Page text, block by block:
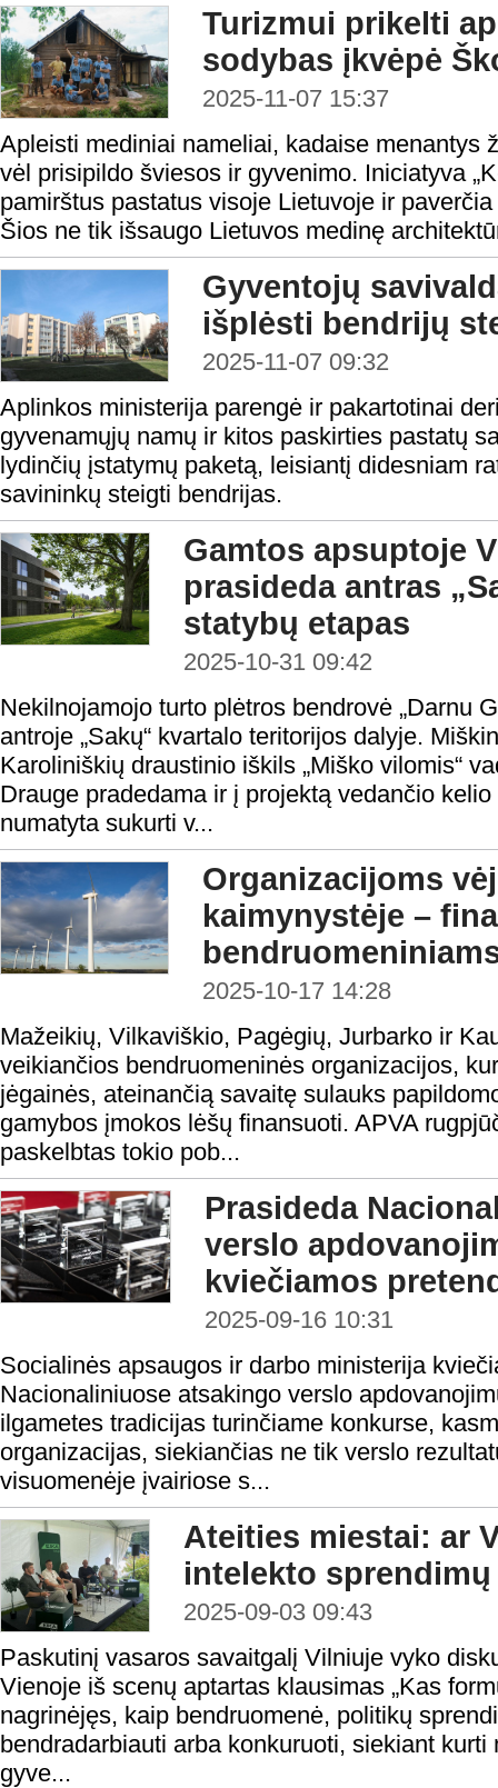
Turizmui prikelti
sodybas įkvėpė
2025-11-07 15:37
Apleisti mediniai nameliai, kadaise menantys
vėl prisipildo šviesos ir gyvenimo. Iniciatyva
pamirštus pastatus visoje Lietuvoje ir
Šios ne tik išsaugo Lietuvos medinę
Gyventojų
išplėsti bendrijų
2025-11-07 09:32
Aplinkos ministerija parengė ir pakartotinai
gyvenamųjų namų ir kitos paskirties pastatų
lydinčių įstatymų paketą, leisiantį didesniam
savininkų steigti bendrijas.
Gamtos apsuptoje
prasideda antras
statybų etapas
2025-10-31 09:42
Nekilnojamojo turto plėtros bendrovė „Darnu
antroje „Sakų“ kvartalo teritorijos dalyje.
Karoliniškių draustinio iškils „Miško vilomis“
Drauge pradedama ir į projektą vedančio
numatyta sukurti v...
Organizacijoms
kaimynystėje –
2025-10-17 14:28
Mažeikių, Vilkaviškio, Pagėgių, Jurbarko ir
veikiančios bendruomeninės organizacijos,
jėgainės, ateinančią savaitę sulauks
gamybos įmokos lėšų finansuoti. APVA
paskelbtas tokio pob...
Prasideda
verslo
kviečiamos
2025-09-16 10:31
Socialinės apsaugos ir darbo ministerija
Nacionaliniuose atsakingo verslo
ilgametes tradicijas turinčiame konkurse,
organizacijas, siekiančias ne tik verslo
visuomenėje įvairiose s...
Ateities miestai: ar
intelekto
2025-09-03 09:43
Paskutinį vasaros savaitgalį Vilniuje vyko
Vienoje iš scenų aptartas klausimas „Kas
nagrinėjęs, kaip bendruomenė, politikų
bendradarbiauti arba konkuruoti, siekiant
gyve...